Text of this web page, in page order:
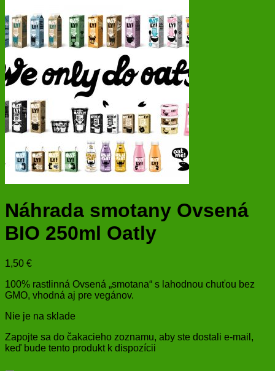
Náhrada smotany Ovsená
BIO 250ml Oatly
1,50 €
100% rastlinná Ovsená „smotana“ s lahodnou chuťou bez
GMO, vhodná aj pre vegánov.
Nie je na sklade
Zapojte sa do čakacieho zoznamu, aby ste dostali e-mail,
keď bude tento produkt k dispozícii